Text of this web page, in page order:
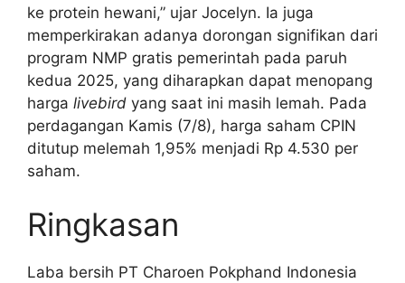
ke protein hewani,” ujar Jocelyn. Ia juga
memperkirakan adanya dorongan signifikan dari
program NMP gratis pemerintah pada paruh
kedua 2025, yang diharapkan dapat menopang
harga livebird yang saat ini masih lemah. Pada
perdagangan Kamis (7/8), harga saham CPIN
ditutup melemah 1,95% menjadi Rp 4.530 per
saham.
Ringkasan
Laba bersih PT Charoen Pokphand Indonesia